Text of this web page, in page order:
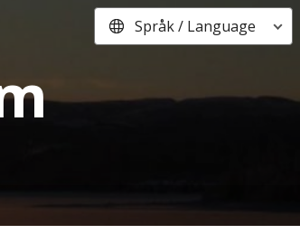
Språk / Language